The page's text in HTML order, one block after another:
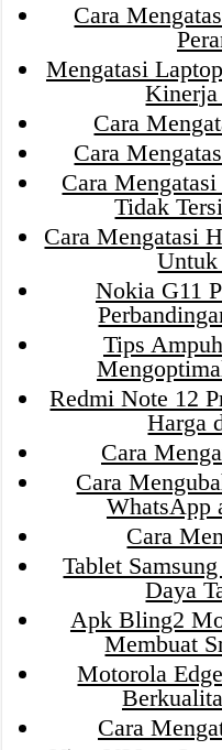
Cara
Mengatasi
Kinerja
Cara
Cara
Cara
Tidak
Cara Mengatasi
Nokia G11
Tips
Redmi Note 12
Harga
Cara
Cara
WhatsApp
Cara
Tablet
Daya
Apk Bling2
Membuat
Motorola
Cara